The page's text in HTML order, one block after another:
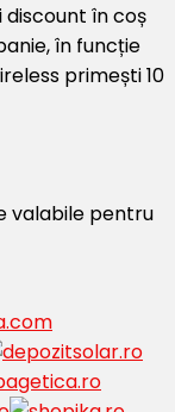
discount în coș
în funcție
primești 10
valabile pentru